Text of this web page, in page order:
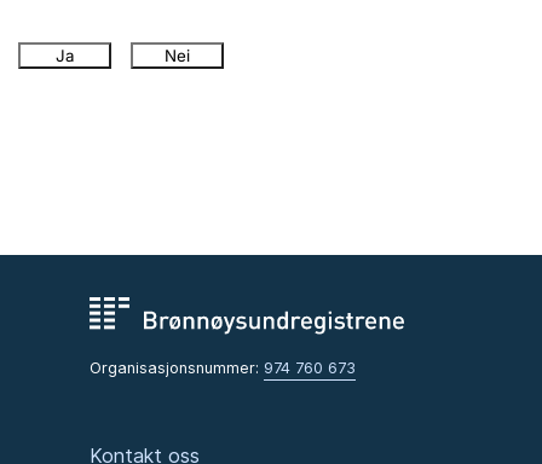
Ja Nei
Organisasjonsnummer: 974 760 673
Kontakt oss